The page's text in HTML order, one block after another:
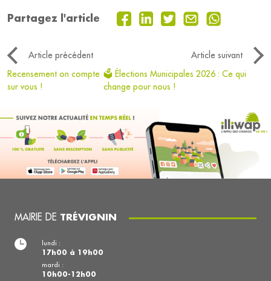
Partagez l'article
Article précédent
Article suivant
Recensement on compte
sur vous !
🗳️ Élections Municipales 2026 : Ce qui
change pour nous !
MAIRIE DE TRÉVIGNIN
lundi :
17h00 à 19h00
mardi :
10h00-12h00